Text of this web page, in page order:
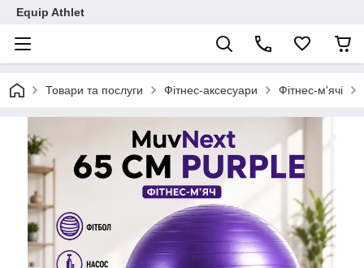
Equip Athlet
Товари та послуги Фітнес-аксесуари Фітнес-м'ячі